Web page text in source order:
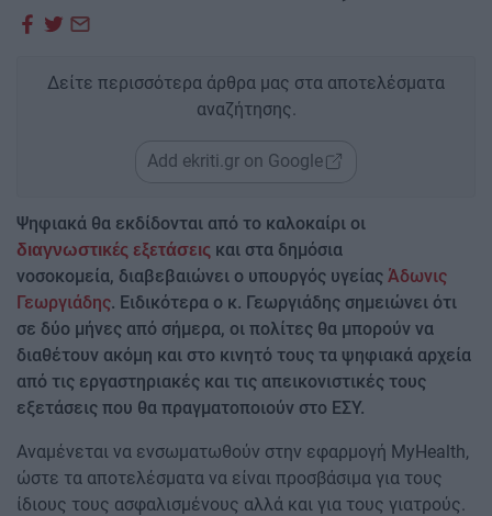
Δείτε περισσότερα άρθρα μας στα αποτελέσματα
αναζήτησης.
Add ekriti.gr on Google
Ψηφιακά θα εκδίδονται από το καλοκαίρι οι
διαγνωστικές εξετάσεις και στα δημόσια
νοσοκομεία, διαβεβαιώνει ο υπουργός υγείας Άδωνις
Γεωργιάδης. Ειδικότερα ο κ. Γεωργιάδης σημειώνει ότι
σε δύο μήνες από σήμερα, οι πολίτες θα μπορούν να
διαθέτουν ακόμη και στο κινητό τους τα ψηφιακά αρχεία
από τις εργαστηριακές και τις απεικονιστικές τους
εξετάσεις που θα πραγματοποιούν στο ΕΣΥ.
Αναμένεται να ενσωματωθούν στην εφαρμογή MyHealth,
ώστε τα αποτελέσματα να είναι προσβάσιμα για τους
ίδιους τους ασφαλισμένους αλλά και για τους γιατρούς.